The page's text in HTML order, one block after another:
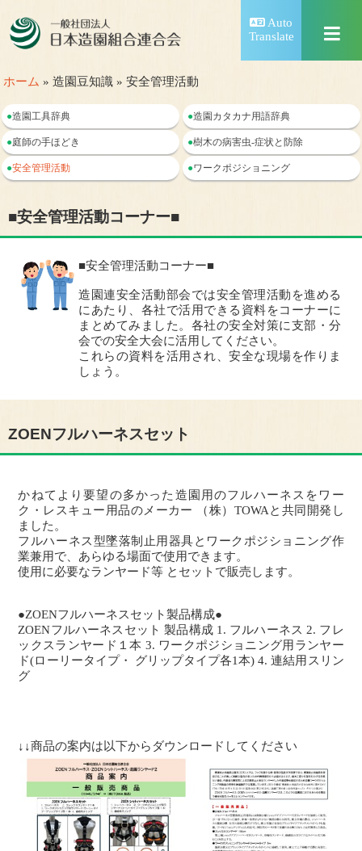
Auto
Translate
ホーム » 造園豆知識 » 安全管理活動
●造園工具辞典 ●造園カタカナ用語辞典
●庭師の手ほどき ●樹木の病害虫-症状と防除
●安全管理活動 ●ワークポジショニング
■安全管理活動コーナー■
■安全管理活動コーナー■
造園連安全活動部会では安全管理活動を進める
にあたり、各社で活用できる資料をコーナーに
まとめてみました。各社の安全対策に支部・分
会での安全大会に活用してください。
これらの資料を活用され、安全な現場を作りま
しょう。
ZOENフルハーネスセット
かねてより要望の多かった造園用のフルハーネスをワー
ク・レスキュー用品のメーカー （株）TOWAと共同開発し
ました。
フルハーネス型墜落制止用器具とワークポジショニング作
業兼用で、あらゆる場面で使用できます。
使用に必要なランヤード等 とセットで販売します。
●ZOENフルハーネスセット製品構成●
ZOENフルハーネスセット 製品構成 1. フルハーネス 2. フレ
ックスランヤード１本 3. ワークポジショニング用ランヤー
ド(ローリータイプ・ グリップタイプ各1本) 4. 連結用スリン
グ
↓↓商品の案内は以下からダウンロードしてください